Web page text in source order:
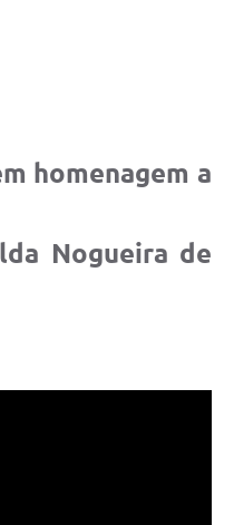
homenagem a
Nogueira de